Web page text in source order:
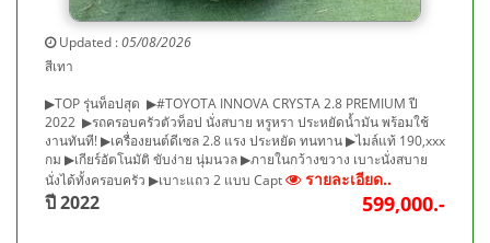
Updated :05/08/2026
สีเทา
▶TOP รุ่นท็อปสุด ▶#TOYOTA INNOVA CRYSTA 2.8 PREMIUM ปี
2022 ▶รถครอบครัวตัวท็อป นั่งสบาย หรูหรา ประหยัดน้ำมัน พร้อมใช้
งานทันที! ▶เครื่องยนต์ดีเซล 2.8 แรง ประหยัด ทนทาน ▶ไมล์แท้ 190,xxx
กม ▶เกียร์อัตโนมัติ ขับง่าย นุ่มนวล ▶ภายในกว้างขวาง เบาะนั่งสบาย
นั่งได้ทั้งครอบครัว ▶เบาะแถว 2 แบบ Capt
รายละเอียด..
ปี 2022 599,000.-